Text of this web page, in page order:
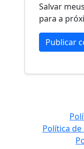
Salvar
para a
Política